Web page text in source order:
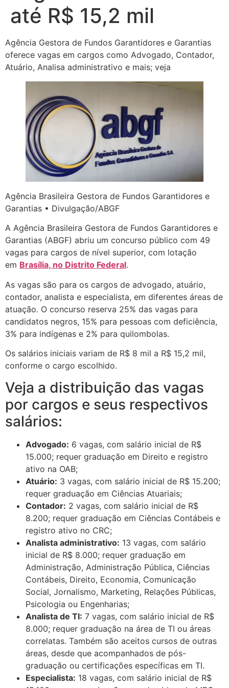
até R$ 15,2 mil
Agência Gestora de Fundos Garantidores e Garantias
oferece vagas em cargos como Advogado, Contador,
Atuário, Analisa administrativo e mais; veja
Agência Brasileira Gestora de Fundos Garantidores e
Garantias • Divulgação/ABGF
A Agência Brasileira Gestora de Fundos Garantidores e
Garantias (ABGF) abriu um concurso público com 49
vagas para cargos de nível superior, com lotação
em Brasília, no Distrito Federal.
As vagas são para os cargos de advogado, atuário,
contador, analista e especialista, em diferentes áreas de
atuação. O concurso reserva 25% das vagas para
candidatos negros, 15% para pessoas com deficiência,
3% para indígenas e 2% para quilombolas.
Os salários iniciais variam de R$ 8 mil a R$ 15,2 mil,
conforme o cargo escolhido.
Veja a distribuição das vagas
por cargos e seus respectivos
salários:
Advogado: 6 vagas, com salário inicial de R$
15.000; requer graduação em Direito e registro
ativo na OAB;
Atuário: 3 vagas, com salário inicial de R$ 15.200;
requer graduação em Ciências Atuariais;
Contador: 2 vagas, com salário inicial de R$
8.200; requer graduação em Ciências Contábeis e
registro ativo no CRC;
Analista administrativo: 13 vagas, com salário
inicial de R$ 8.000; requer graduação em
Administração, Administração Pública, Ciências
Contábeis, Direito, Economia, Comunicação
Social, Jornalismo, Marketing, Relações Públicas,
Psicologia ou Engenharias;
Analista de TI: 7 vagas, com salário inicial de R$
8.000; requer graduação na área de TI ou áreas
correlatas. Também são aceitos cursos de outras
áreas, desde que acompanhados de pós-
graduação ou certificações específicas em TI.
Especialista: 18 vagas, com salário inicial de R$